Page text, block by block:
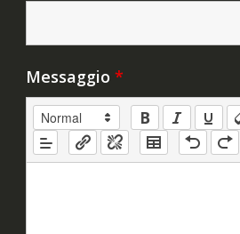
Messaggio *